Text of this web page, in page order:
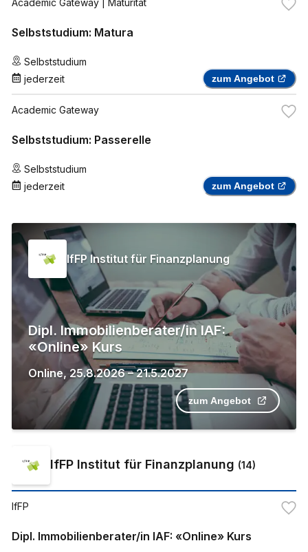
Academic Gateway | Maturität
Selbststudium: Matura
Selbststudium
jederzeit
zum Angebot
Academic Gateway
Selbststudium: Passerelle
Selbststudium
jederzeit
zum Angebot
IfFP Institut für Finanzplanung
Dipl. Immobilienberater/in IAF:
«Online» Kurs
Online,25.8.2026–21.5.2027
zum Angebot
IfFP Institut für Finanzplanung (14)
IfFP
Dipl. Immobilienberater/in IAF: «Online» Kurs